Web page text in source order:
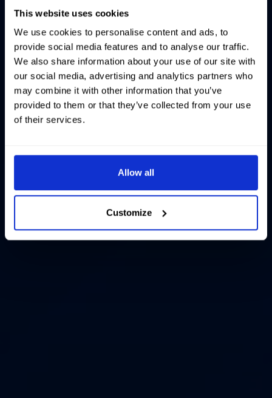
This website uses cookies
We use cookies to personalise content and ads, to
provide social media features and to analyse our traffic.
We also share information about your use of our site with
our social media, advertising and analytics partners who
may combine it with other information that you’ve
provided to them or that they’ve collected from your use
of their services.
Allow all
Customize